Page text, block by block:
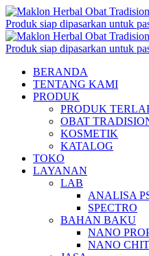
BERANDA
TENTANG KAMI
PRODUK
PRODUK
OBAT
KOSMETIK
KATALOG
TOKO
LAYANAN
LAB
ANALISA
SPECTRO
BAHAN BAKU
NANO
NANO